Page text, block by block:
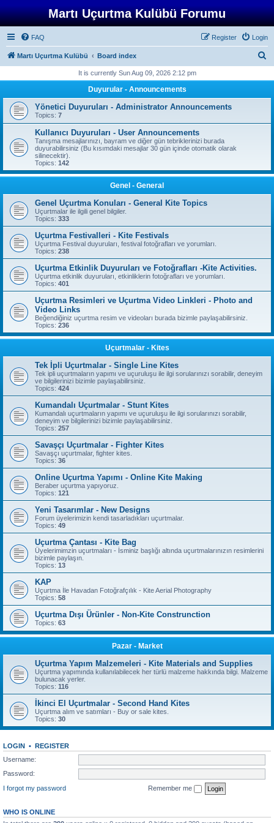
Martı Uçurtma Kulübü Forumu
FAQ Login
Register
Martı Uçurtma Kulübü Board index
r
It is currently Sun Aug 09, 2026 2:12 pm
Duyurular - Announcements
Yönetici Duyuruları - Administrator Announcements
Topics: 7
Kullanıcı Duyuruları - User Announcements
Tanışma mesajlarınızı, bayram ve diğer gün tebriklerinizi burada
duyurabilirsiniz (Bu kısımdaki mesajlar 30 gün içinde otomatik olarak
silinecektir).
Topics: 142
Genel - General
Genel Uçurtma Konuları - General Kite Topics
Uçurtmalar ile ilgili genel bilgiler.
Topics: 333
Uçurtma Festivalleri - Kite Festivals
Uçurtma Festival duyuruları, festival fotoğrafları ve yorumları.
Topics: 238
Uçurtma Etkinlik Duyuruları ve Fotoğrafları -Kite Activities.
Uçurtma etkinlik duyuruları, etkinliklerin fotoğrafları ve yorumları.
Topics: 401
Uçurtma Resimleri ve Uçurtma Video Linkleri - Photo and
Video Links
Beğendiğiniz uçurtma resim ve videoları burada bizimle paylaşabilirsiniz.
Topics: 236
Uçurtmalar - Kites
Tek İpli Uçurtmalar - Single Line Kites
Tek ipli uçurtmaların yapımı ve uçuruluşu ile ilgi sorularınızı sorabilir, deneyim
ve bilgilerinizi bizimle paylaşabilirsiniz.
Topics: 424
Kumandalı Uçurtmalar - Stunt Kites
Kumandalı uçurtmaların yapımı ve uçuruluşu ile ilgi sorularınızı sorabilir,
deneyim ve bilgilerinizi bizimle paylaşabilirsiniz.
Topics: 257
Savaşçı Uçurtmalar - Fighter Kites
Savaşçı uçurtmalar, fighter kites.
Topics: 36
Online Uçurtma Yapımı - Online Kite Making
Beraber uçurtma yapıyoruz.
Topics: 121
Yeni Tasarımlar - New Designs
Forum üyelerimizin kendi tasarladıkları uçurtmalar.
Topics: 49
Uçurtma Çantası - Kite Bag
Üyelerimimzin uçurtmaları - İsminiz başlığı altında uçurtmalarınızın resimlerini
bizimle paylaşın.
Topics: 13
KAP
Uçurtma İle Havadan Fotoğrafçılık - Kite Aerial Photography
Topics: 58
Uçurtma Dışı Ürünler - Non-Kite Construnction
Topics: 63
Pazar - Market
Uçurtma Yapım Malzemeleri - Kite Materials and Supplies
Uçurtma yapımında kullanılabilecek her türlü malzeme hakkında bilgi. Malzeme
bulunacak yerler.
Topics: 116
İkinci El Uçurtmalar - Second Hand Kites
Uçurtma alım ve satımları - Buy or sale kites.
Topics: 30
LOGIN • REGISTER
Username:
Password:
I forgot my password
Remember me
WHO IS ONLINE